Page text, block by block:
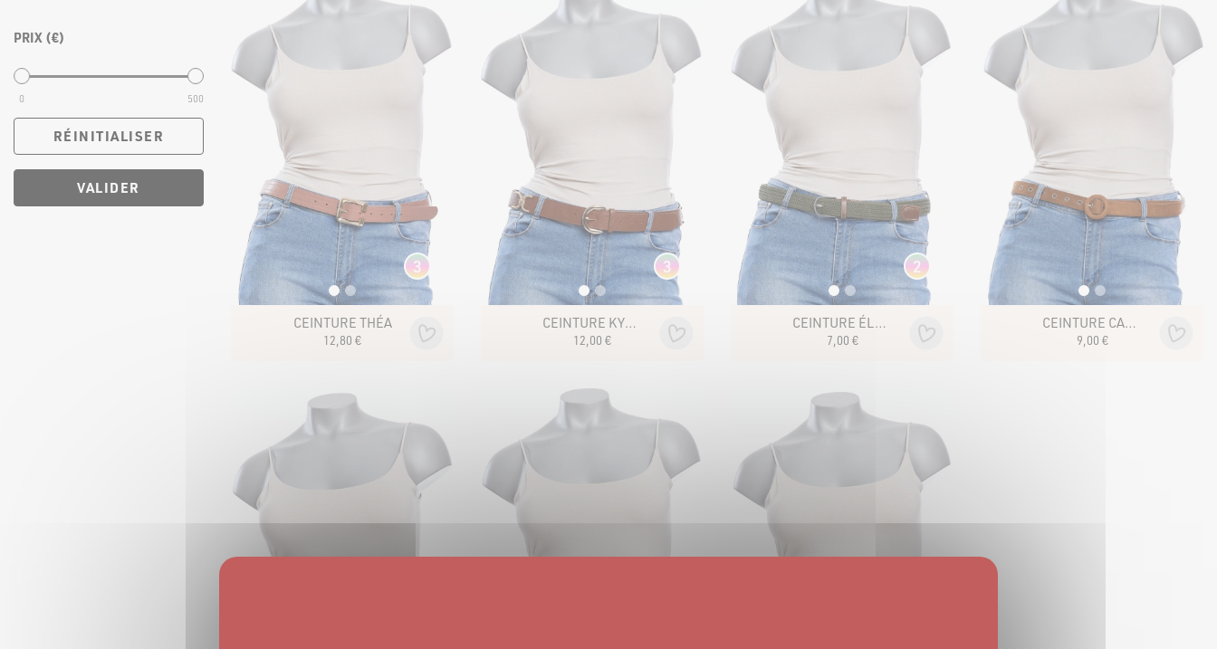
PRIX (€)
0 500
RÉINITIALISER
VALIDER
CEINTURE THÉA
12 80 €
3
CEINTURE KYSHA
12 00 €
3
CEINTURE ÉLASTIQUE
7 00 €
2
CEINTURE CAMERON
9 00 €